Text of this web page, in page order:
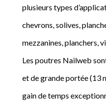
plusieurs types
chevrons, solives,
mezzanines, planchers,
Les poutres Nailweb
et de grande portée (13
gain de temps